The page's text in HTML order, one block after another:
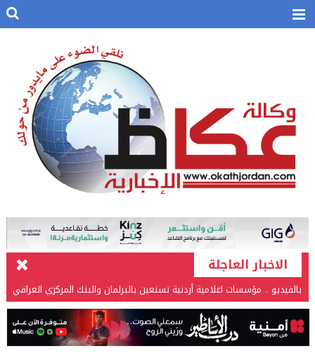
الاخبار العاجلة
بالفيديو .. مؤسسات اعلامية أردنية تستعين بالبرلمان والبنك المركزي العراقي
في قضيتها مع طارق الحسن
بالفيديو .. إرادة القائد ثم التعليم ثم الصناعة والزراعة قذفت ببنجلاديش خلال